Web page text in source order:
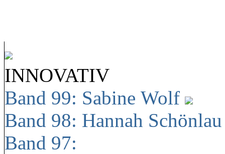
INNOVATIV
Band 99: Sabine Wolf
Band 98: Hannah
Band 97: